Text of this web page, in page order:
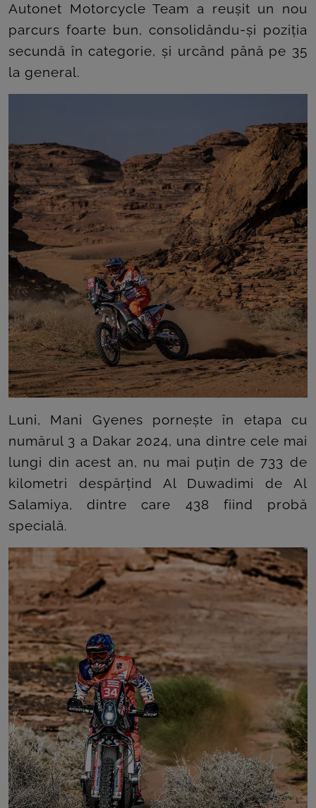
Autonet Motorcycle Team a reușit un nou
parcurs foarte bun, consolidându-și poziția
secundă în categorie, și urcând până pe 35
la general.
Luni, Mani Gyenes pornește în etapa cu
numărul 3 a Dakar 2024, una dintre cele mai
lungi din acest an, nu mai puțin de 733 de
kilometri despărțind Al Duwadimi de Al
Salamiya, dintre care 438 fiind probă
specială.